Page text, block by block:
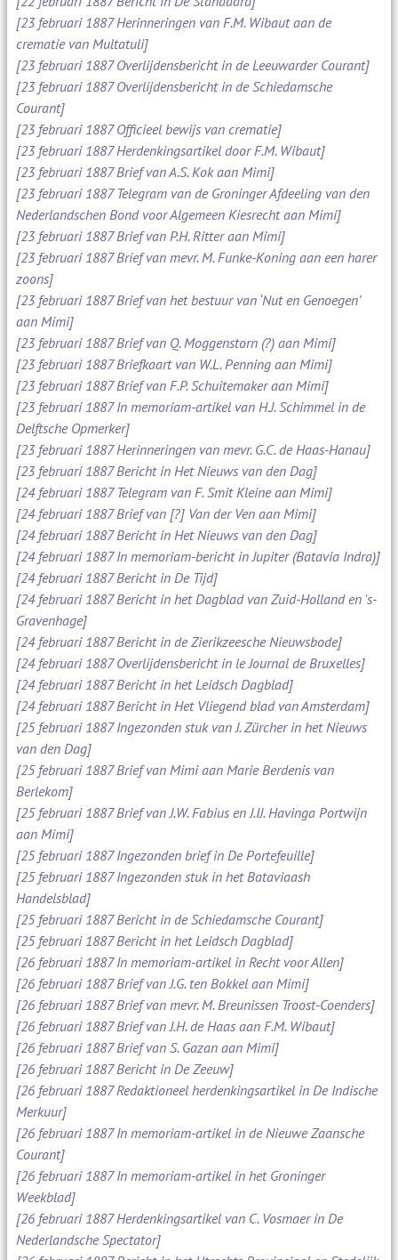
[23 februari 1887 Herinneringen van F.M. Wibaut aan de
crematie van Multatuli]
[23 februari 1887 Overlijdensbericht in de Leeuwarder Courant]
[23 februari 1887 Overlijdensbericht in de Schiedamsche
Courant]
[23 februari 1887 Officieel bewijs van crematie]
[23 februari 1887 Herdenkingsartikel door F.M. Wibaut]
[23 februari 1887 Brief van A.S. Kok aan Mimi]
[23 februari 1887 Telegram van de Groninger Afdeeling van den
Nederlandschen Bond voor Algemeen Kiesrecht aan Mimi]
[23 februari 1887 Brief van P.H. Ritter aan Mimi]
[23 februari 1887 Brief van mevr. M. Funke-Koning aan een harer
zoons]
[23 februari 1887 Brief van het bestuur van ‘Nut en Genoegen’
aan Mimi]
[23 februari 1887 Brief van Q. Moggenstorn (?) aan Mimi]
[23 februari 1887 Briefkaart van W.L. Penning aan Mimi]
[23 februari 1887 Brief van F.P. Schuitemaker aan Mimi]
[23 februari 1887 In memoriam-artikel van H.J. Schimmel in de
Delftsche Opmerker]
[23 februari 1887 Herinneringen van mevr. G.C. de Haas-Hanau]
[23 februari 1887 Bericht in Het Nieuws van den Dag]
[24 februari 1887 Telegram van F. Smit Kleine aan Mimi]
[24 februari 1887 Brief van [?] Van der Ven aan Mimi]
[24 februari 1887 Bericht in Het Nieuws van den Dag]
[24 februari 1887 In memoriam-bericht in Jupiter (Batavia Indra)]
[24 februari 1887 Bericht in De Tijd]
[24 februari 1887 Bericht in het Dagblad van Zuid-Holland en 's-
Gravenhage]
[24 februari 1887 Bericht in de Zierikzeesche Nieuwsbode]
[24 februari 1887 Overlijdensbericht in le Journal de Bruxelles]
[24 februari 1887 Bericht in het Leidsch Dagblad]
[24 februari 1887 Bericht in Het Vliegend blad van Amsterdam]
[25 februari 1887 Ingezonden stuk van J. Zürcher in het Nieuws
van den Dag]
[25 februari 1887 Brief van Mimi aan Marie Berdenis van
Berlekom]
[25 februari 1887 Brief van J.W. Fabius en J.IJ. Havinga Portwijn
aan Mimi]
[25 februari 1887 Ingezonden brief in De Portefeuille]
[25 februari 1887 Ingezonden stuk in het Bataviaash
Handelsblad]
[25 februari 1887 Bericht in de Schiedamsche Courant]
[25 februari 1887 Bericht in het Leidsch Dagblad]
[26 februari 1887 In memoriam-artikel in Recht voor Allen]
[26 februari 1887 Brief van J.G. ten Bokkel aan Mimi]
[26 februari 1887 Brief van mevr. M. Breunissen Troost-Coenders]
[26 februari 1887 Brief van J.H. de Haas aan F.M. Wibaut]
[26 februari 1887 Brief van S. Gazan aan Mimi]
[26 februari 1887 Bericht in De Zeeuw]
[26 februari 1887 Redaktioneel herdenkingsartikel in De Indische
Merkuur]
[26 februari 1887 In memoriam-artikel in de Nieuwe Zaansche
Courant]
[26 februari 1887 In memoriam-artikel in het Groninger
Weekblad]
[26 februari 1887 Herdenkingsartikel van C. Vosmaer in De
Nederlandsche Spectator]